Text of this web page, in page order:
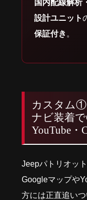
国内配線解析
設計ユニット
保証付き 。
カスタム①
ナビ装着で
YouTube・
Jeepパトリオッ
Googleマップや
方には正直追い